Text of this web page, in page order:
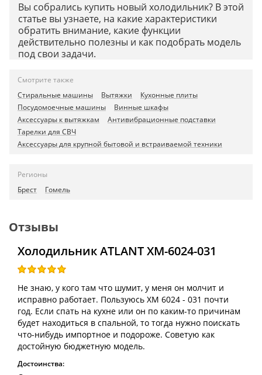
Вы собрались купить новый холодильник? В этой
статье вы узнаете, на какие характеристики
обратить внимание, какие функции
действительно полезны и как подобрать модель
под свои задачи.
Смотрите также
Стиральные машины
Вытяжки
Кухонные плиты
Посудомоечные машины
Винные шкафы
Аксессуары к вытяжкам
Антивибрационные подставки
Тарелки для СВЧ
Аксессуары для крупной бытовой и встраиваемой техники
Регионы
Брест
Гомель
Отзывы
Холодильник ATLANT ХМ-6024-031
Не знаю, у кого там что шумит, у меня он молчит и
исправно работает. Пользуюсь XM 6024 - 031 почти
год. Если спать на кухне или он по каким-то причинам
будет находиться в спальной, то тогда нужно поискать
что-нибудь импортное и подороже. Советую как
достойную бюджетную модель.
Достоинства: